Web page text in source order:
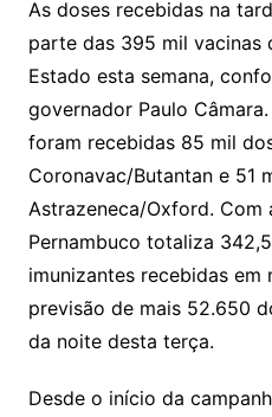
As doses recebidas na
parte das 395 mil vacinas
Estado esta semana,
governador Paulo
foram recebidas 85 mil
Coronavac/Butantan e 51
Astrazeneca/Oxford. Com
Pernambuco totaliza
imunizantes recebidas em
previsão de mais 52.650
da noite desta terça.
Desde o início da